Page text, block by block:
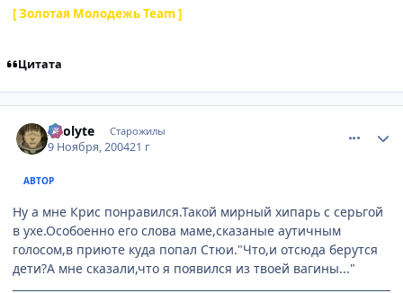
[ Золотая Молодежь Team ]
Цитата
Acolyte Старожилы
9 Ноября, 200421 г
АВТОР
Ну а мне Крис понравился.Такой мирный хипарь с серьгой
в ухе.Особоенно его слова маме,сказаные аутичным
голосом,в приюте куда попал Стюи."Что,и отсюда берутся
дети?А мне сказали,что я появился из твоей вагины..."